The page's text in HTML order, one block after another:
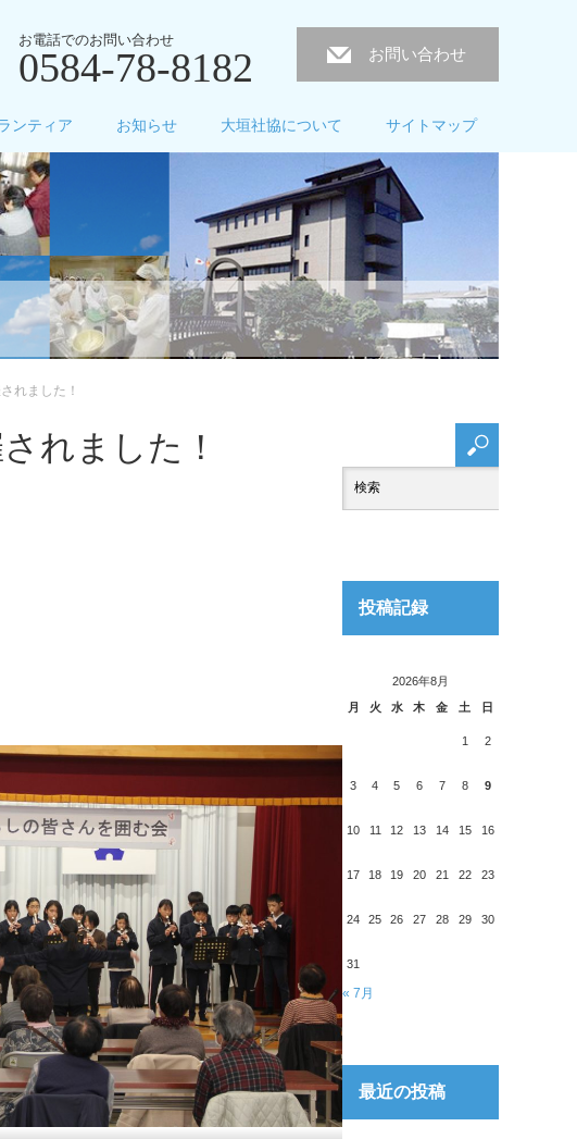
お電話でのお問い合わせ
0584-78-8182 お問い合わせ
ンティア お知らせ 大垣社協について サイトマップ
れました！
れました！
投稿記録
2026年8月
月
火 水 木 金 土 日
1 2
3 4 5 6 7 8 9
10 11 12 13 14 15 16
17 18 19 20 21 22 23
24 25 26 27 28 29 30
31
« 7月
最近の投稿